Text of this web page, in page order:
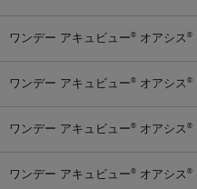
ワンデー アキュビュー® オアシス ®
ワンデー アキュビュー® オアシス ®
ワンデー アキュビュー® オアシス ®
ワンデー アキュビュー® オアシス ®